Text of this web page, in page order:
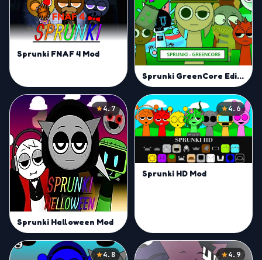
Sprunki FNAF 4 Mod
Sprunki GreenCore Edition Mod
4.7
Sprunki Halloween Mod
4.6
Sprunki HD Mod
4.8 4.9